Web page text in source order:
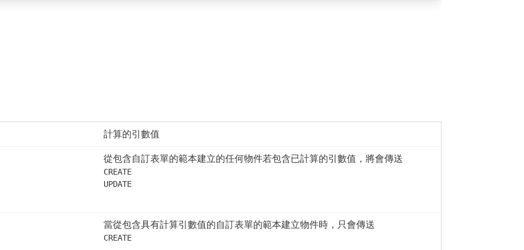
計算的引數值
從包含自訂表單的範本建立的任何物件若包含已計算的引數值，將會傳送
CREATE
UPDATE
當從包含具有計算引數值的自訂表單的範本建立物件時，只會傳送
CREATE